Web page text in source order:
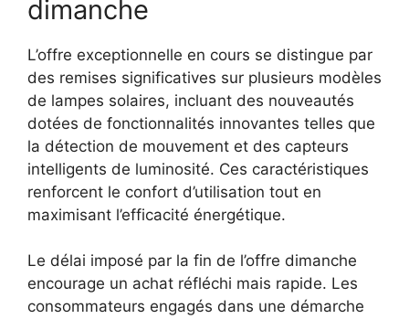
dimanche
L’offre exceptionnelle en cours se distingue par
des remises significatives sur plusieurs modèles
de lampes solaires, incluant des nouveautés
dotées de fonctionnalités innovantes telles que
la détection de mouvement et des capteurs
intelligents de luminosité. Ces caractéristiques
renforcent le confort d’utilisation tout en
maximisant l’efficacité énergétique.
Le délai imposé par la fin de l’offre dimanche
encourage un achat réfléchi mais rapide. Les
consommateurs engagés dans une démarche